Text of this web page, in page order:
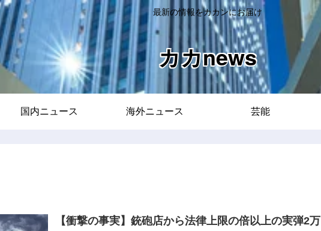
最新の情報をカカンにお届け
カカnews
国内ニュース 海外ニュース 芸能
【衝撃の事実】銃砲店から法律上限の倍以上の実弾2万